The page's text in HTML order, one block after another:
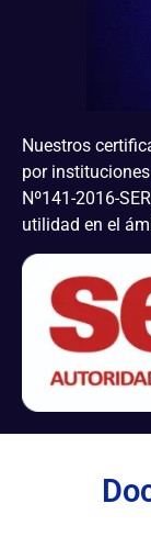
Nuestros
por
Nº141-2016-
utilidad en el